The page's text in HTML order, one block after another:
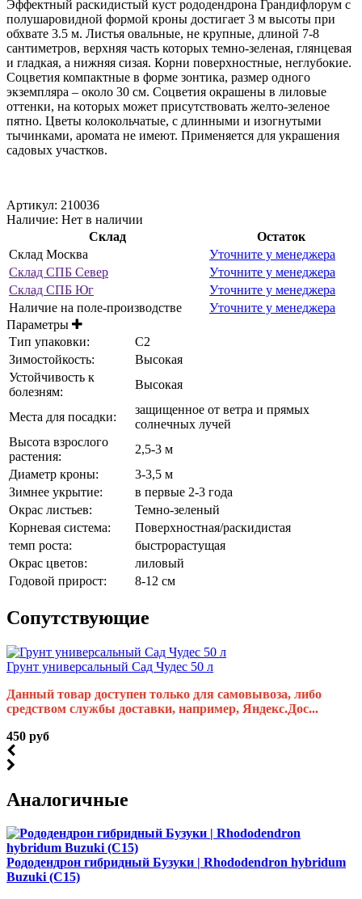
Эффектный раскидистый куст рододендрона Грандифлорум с
полушаровидной формой кроны достигает 3 м высоты при
обхвате 3.5 м. Листья овальные, не крупные, длиной 7-8
сантиметров, верхняя часть которых темно-зеленая, глянцевая
и гладкая, а нижняя сизая. Корни поверхностные, неглубокие.
Соцветия компактные в форме зонтика, размер одного
экземпляра – около 30 см. Соцветия окрашены в лиловые
оттенки, на которых может присутствовать желто-зеленое
пятно. Цветы колокольчатые, с длинными и изогнутыми
тычинками, аромата не имеют. Применяется для украшения
садовых участков.
Артикул: 210036
Наличие: Нет в наличии
Склад
Остаток
Склад Москва
Уточните у менеджера
Склад СПБ Север
Уточните у менеджера
Склад СПБ Юг
Уточните у менеджера
Наличие на поле-производстве
Уточните у менеджера
Параметры
Тип упаковки:
С2
Зимостойкость:
Высокая
Устойчивость к
болезням:
Высокая
Места для посадки:
защищенное от ветра и прямых
солнечных лучей
Высота взрослого
растения:
2,5-3 м
Диаметр кроны:
3-3,5 м
Зимнее укрытие:
в первые 2-3 года
Окрас листьев:
Темно-зеленый
Корневая система:
Поверхностная/раскидистая
темп роста:
быстрорастущая
Окрас цветов:
лиловый
Годовой прирост:
8-12 см
Cопутствующие
Грунт универсальный Сад Чудес 50 л
Данный товар доступен только для самовывоза, либо
средством службы доставки, например, Яндекс.Дос...
450 руб
Аналогичные
Рододендрон гибридный Бузуки | Rhododendron hybridum
Buzuki (С15)